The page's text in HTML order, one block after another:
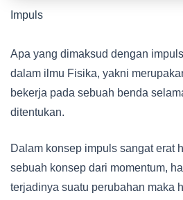
Impuls
Apa yang dimaksud dengan
dalam ilmu Fisika, yakni
bekerja pada sebuah benda
ditentukan.
Dalam konsep impuls sangat erat
sebuah konsep dari momentum,
terjadinya suatu perubahan maka